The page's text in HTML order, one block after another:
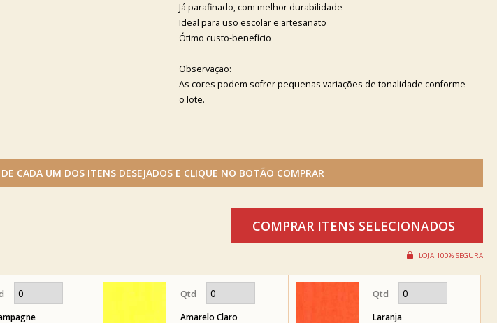
Já parafinado, com melhor durabilidade
Ideal para uso escolar e artesanato
Ótimo custo-benefício
Observação:
As cores podem sofrer pequenas variações de tonalidade conforme
o lote.
Amarelo Claro
Laranja